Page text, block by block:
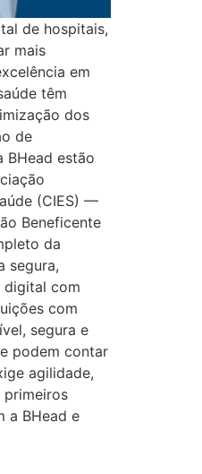
de hospitais,
mais
em
têm
dos
de
BHead estão
(CIES) —
Beneficente
da
segura,
digital com
com
segura e
podem contar
agilidade,
primeiros
a BHead e